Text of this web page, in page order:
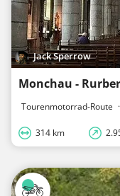
Jack Sperrow
Monchau -
Tourenmotorrad-Route ·
314 km